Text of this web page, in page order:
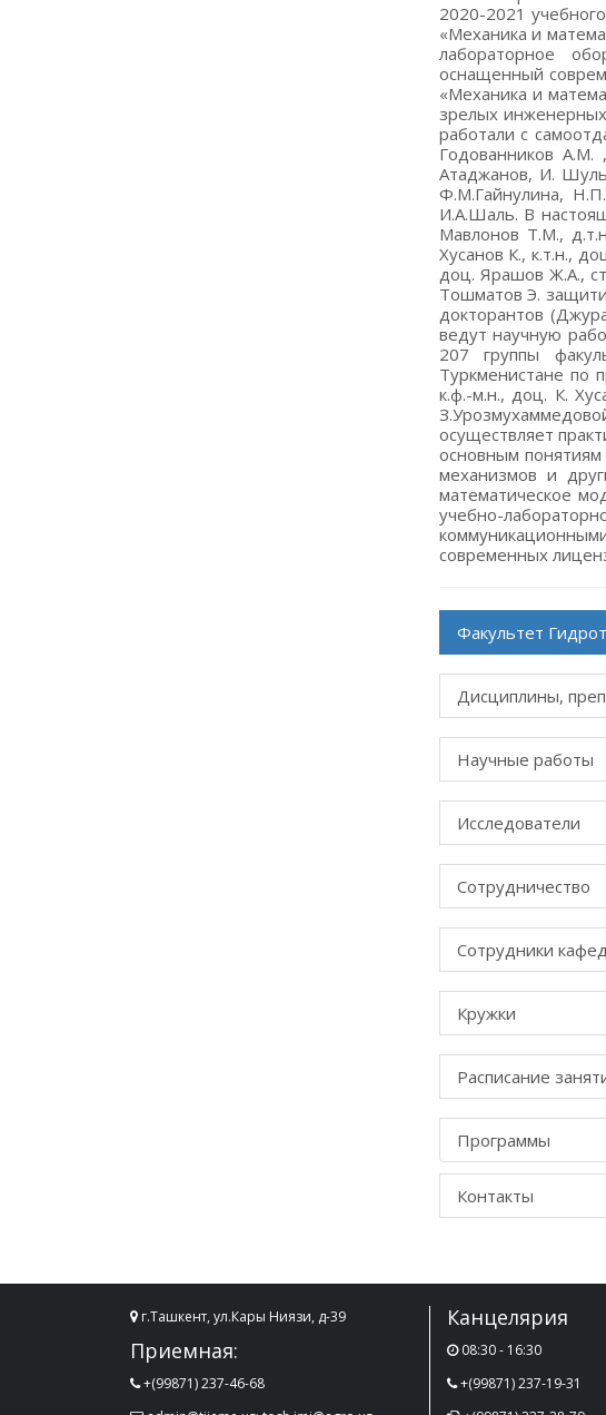
Факультет
Дисциплины,
Научные работы
Исследователи
Сотрудничество
Сотрудники
Кружки
Расписание
Программы
Контакты
г.Ташкент, ул.Кары Ниязи, д-39
Приемная:
+(99871) 237-46-68
Канцелярия
08:30 - 16:30
+(99871) 237-19-31